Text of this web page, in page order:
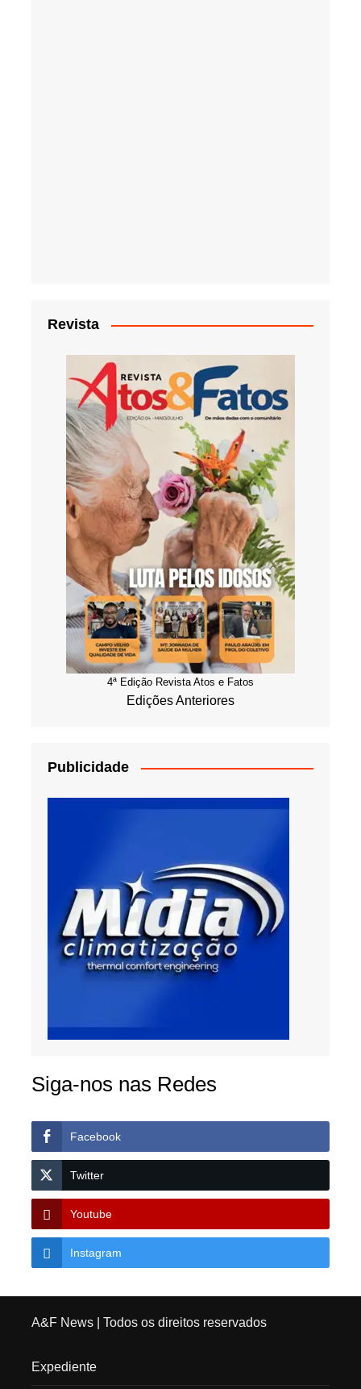
Revista
4ª Edição Revista Atos e Fatos
Edições Anteriores
Publicidade
Siga-nos nas Redes
Facebook
Twitter
Youtube
Instagram
A&F News| Todos os direitos reservados
Expediente